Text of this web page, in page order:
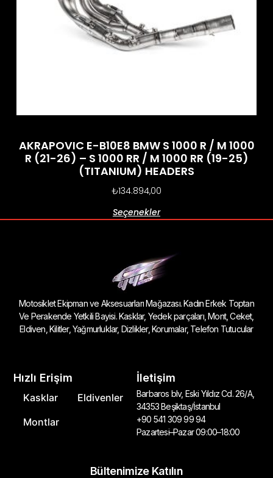
AKRAPOVIC E-B10E8 BMW S 1000 R / M 1000
R (21-26) – S 1000 RR / M 1000 RR (19-25)
(TITANIUM) HEADERS
₺134.894,00
Seçenekler
Motosiklet Ekipman ve Aksesuarları Mağazası. Kadın Erkek Toptan
Ve Perakende Yetkili Bayisi. Kasklar, Yedek parçaları, Mont, Ceket,
Eldiven, Kilitler, Yağmurluklar, Dizlikler, Korumalar, Telefon Tutucular
Hızlı Erişim
Kasklar
Eldivenler
Montlar
İletişim
Barbaros blv, Eski Yıldız Cd. 26/A,
34353 Beşiktaş/İstanbul
+90 541 309 99 94
Pazartesi–Pazar 09:00–18:00
Bültenimize Katılın